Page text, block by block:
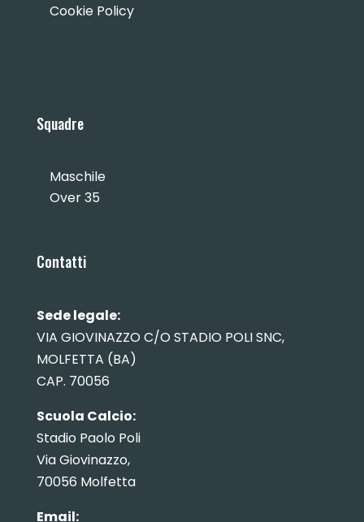
Cookie Policy
Squadre
Maschile
Over 35
Contatti
Sede legale:
VIA GIOVINAZZO C/O STADIO POLI SNC,
MOLFETTA (BA)
CAP. 70056
Scuola Calcio:
Stadio Paolo Poli
Via Giovinazzo,
70056 Molfetta
Email: